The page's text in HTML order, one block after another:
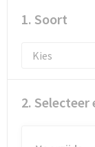
1. Soort
2.